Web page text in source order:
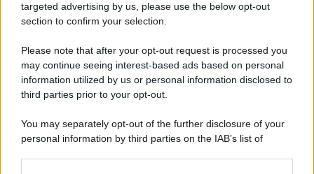
targeted advertising by us, please use the below opt-out
section to confirm your selection.
Please note that after your opt-out request is processed you
may continue seeing interest-based ads based on personal
information utilized by us or personal information disclosed to
third parties prior to your opt-out.
You may separately opt-out of the further disclosure of your
personal information by third parties on the IAB’s list of
Le vacanze non sono più quelle di una volta:
il report che svela cosa sta cambiando
Lo sapevi che...
Meteo weekend 7-9 agosto: il
secondo di agosto porta grosse novità
per chi andrà in montagna